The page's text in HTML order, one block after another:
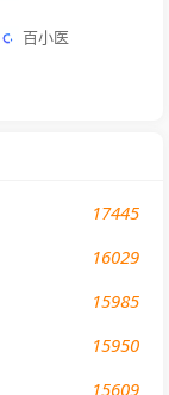
百小医
17445
16029
15985
15950
15609